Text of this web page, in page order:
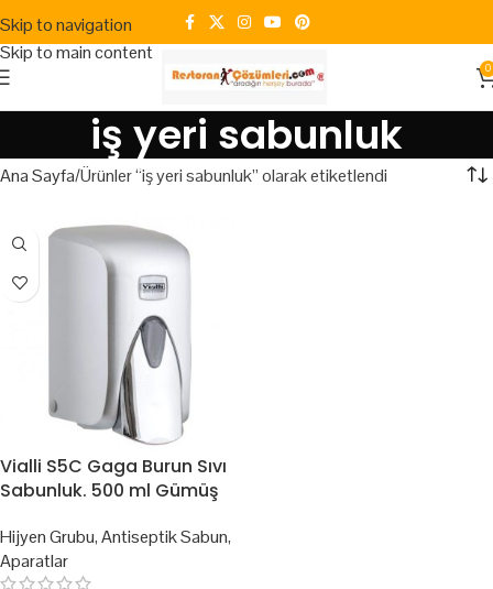
Skip to navigation
Skip to main content
0
iş yeri sabunluk
Ana Sayfa Ürünler “iş yeri sabunluk” olarak etiketlendi
Vialli S5C Gaga Burun Sıvı
Sabunluk. 500 ml Gümüş
Hijyen Grubu,Antiseptik Sabun,
Aparatlar